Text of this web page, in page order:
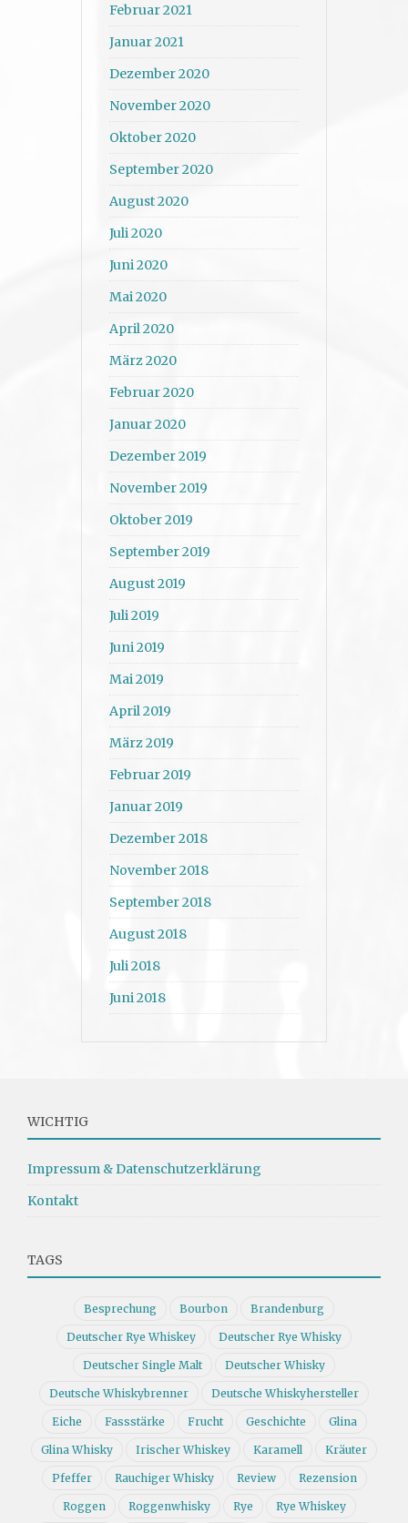
Februar 2021
Januar 2021
Dezember 2020
November 2020
Oktober 2020
September 2020
August 2020
Juli 2020
Juni 2020
Mai 2020
April 2020
März 2020
Februar 2020
Januar 2020
Dezember 2019
November 2019
Oktober 2019
September 2019
August 2019
Juli 2019
Juni 2019
Mai 2019
April 2019
März 2019
Februar 2019
Januar 2019
Dezember 2018
November 2018
September 2018
August 2018
Juli 2018
Juni 2018
WICHTIG
Impressum & Datenschutzerklärung
Kontakt
TAGS
Besprechung Bourbon Brandenburg
Deutscher Rye Whiskey Deutscher Rye Whisky
Deutscher Single Malt Deutscher Whisky
Deutsche Whiskybrenner Deutsche Whiskyhersteller
Eiche Fassstärke Frucht Geschichte Glina
Glina Whisky Irischer Whiskey Karamell Kräuter
Pfeffer Rauchiger Whisky Review Rezension
Roggen Roggenwhisky Rye Rye Whiskey